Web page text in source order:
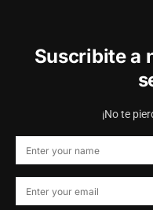
Suscribite a
¡No te